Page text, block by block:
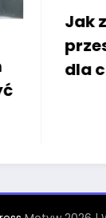
domu